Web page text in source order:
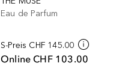
Eau de Parfum
S-Preis CHF 145.00
Online CHF 103.00